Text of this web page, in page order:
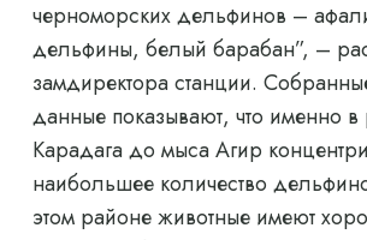
черноморских дельфинов –
дельфины, белый барабан”, –
замдиректора станции.
данные показывают, что именно в
Карадага до мыса Агир
наибольшее количество
этом районе животные имеют